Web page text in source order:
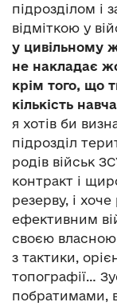
підрозділом і
відміткою у
у цивільному
не накладає
крім того, що
кількість
я хотів би
підрозділ
родів військ
контракт і
резерву, і
ефективним
своєю власною
з тактики,
топографії…
побратимами,